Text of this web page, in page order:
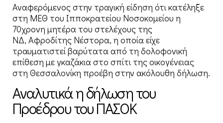
Αναφερόμενος στην τραγική είδηση ότι κατέληξε
στη ΜΕΘ του Ιπποκρατείου Νοσοκομείου η
70χρονη μητέρα του στελέχους της
ΝΔ, Αφροδίτης Νέστορα, η οποία είχε
τραυματιστεί βαρύτατα από τη δολοφονική
επίθεση με γκαζάκια στο σπίτι της οικογένειας
στη Θεσσαλονίκη προέβη στην ακόλουθη δήλωση.
Αναλυτικά η δήλωση του
Προέδρου του ΠΑΣΟΚ